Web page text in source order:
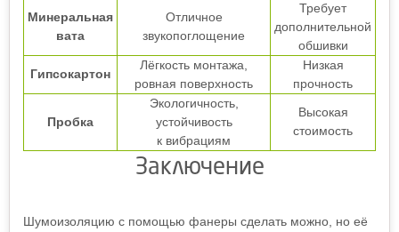
Минеральная
вата
Отличное
звукопоглощение
Требует
дополнительной
обшивки
Гипсокартон
Лёгкость монтажа,
ровная поверхность
Низкая
прочность
Пробка
Экологичность,
устойчивость
к вибрациям
Высокая
стоимость
Заключение
Шумоизоляцию с помощью фанеры сделать можно, но её